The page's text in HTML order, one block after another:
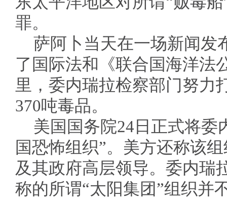
罪。
萨阿卜当天在一场新闻发
了国际法和《联合国海洋法
里，委内瑞拉检察部门努力
370吨毒品。
美国国务院24日正式将委
国恐怖组织”。美方还称该
及其政府高层领导。委内瑞
称的所谓“太阳集团”组织并